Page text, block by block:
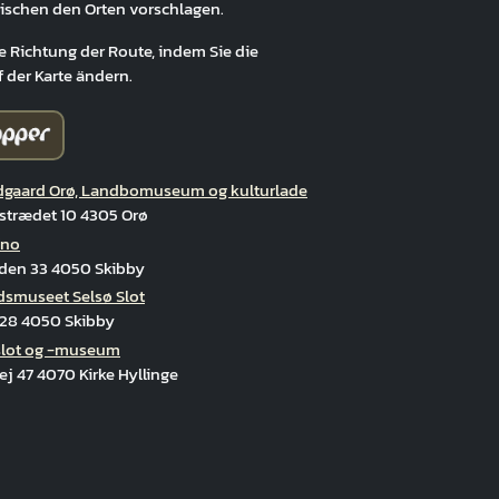
Slot
den Orten vorschlagen.
Richtung der Route, indem Sie die
Karte ändern.
Orø, Landbomuseum og kulturlade
10 4305 Orø
33 4050 Skibby
Selsø Slot
4050 Skibby
og -museum
47 4070 Kirke Hyllinge